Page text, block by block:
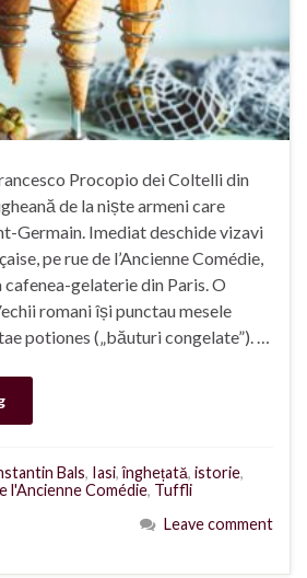
Procopio dei Coltelli din
de la niște armeni care
Germain. Imediat deschide vizavi
pe rue de l’Ancienne Comédie,
cafenea-gelaterie din Paris. O
romani își punctau mesele
potiones („băuturi congelate”). …
Bals, Iasi,înghețată, istorie,
l'Ancienne Comédie, Tuffli
Leave comment